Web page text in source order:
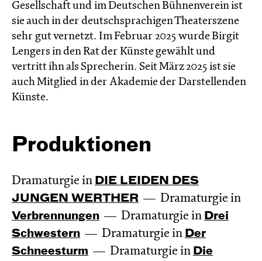
Gesellschaft und im Deutschen Bühnenverein ist
sie auch in der deutschsprachigen Theaterszene
sehr gut vernetzt. Im Februar 2025 wurde Birgit
Lengers in den Rat der Künste gewählt und
vertritt ihn als Sprecherin. Seit März 2025 ist sie
auch Mitglied in der Akademie der Darstellenden
Künste.
Produktionen
Dramaturgie in DIE LEIDEN DES
JUNGEN WERTHER
Dramaturgie in
Verbren­nungen Dramaturgie in Drei
Schwestern
Dramaturgie in Der
Schnee­sturm
Dramaturgie in Die